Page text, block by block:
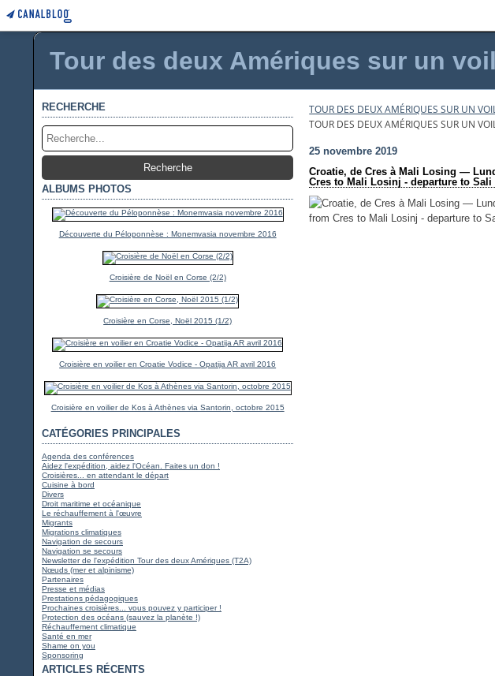
Tour des deux Amériques sur un
RECHERCHE
ALBUMS PHOTOS
Découverte du Péloponnèse : Monemvasia novembre 2016
Croisière de Noël en Corse (2/2)
Croisière en Corse, Noël 2015 (1/2)
Croisière en voilier en Croatie Vodice - Opatija AR avril 2016
Croisière en voilier de Kos à Athènes via Santorin, octobre 2015
CATÉGORIES PRINCIPALES
Agenda des conférences
Aidez l'expédition, aidez l'Océan. Faites un don !
Croisières... en attendant le départ
Cuisine à bord
Divers
Droit maritime et océanique
Le réchauffement à l'œuvre
Migrants
Migrations climatiques
Navigation de secours
Navigation se secours
Newsletter de l'expédition Tour des deux Amériques (T2A)
Nœuds (mer et alpinisme)
Partenaires
Presse et médias
Prestations pédagogiques
Prochaines croisières... vous pouvez y participer !
Protection des océans (sauvez la planète !)
Réchauffement climatique
Santé en mer
Shame on you
Sponsoring
ARTICLES RÉCENTS
TOUR DES DEUX AMÉRIQUES SUR UN
TOUR DES DEUX AMÉRIQUES SUR UN
25 novembre 2019
Croatie, de Cres à Mali Losing —
Cres to Mali Losinj - departure to Sali